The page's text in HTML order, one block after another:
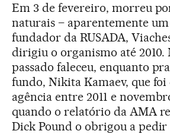
Em 3 de fevereiro, morreu
naturais – aparentemente
fundador da RUSADA,
dirigiu o organismo até 2010.
passado faleceu, enquanto
fundo, Nikita Kamaev, que
agência entre 2011 e
quando o relatório da AMA
Dick Pound o obrigou a pedir